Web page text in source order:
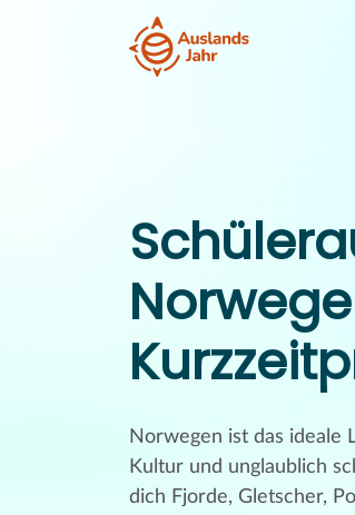
Norwegen ist das ideale
Kultur und unglaublich
dich Fjorde, Gletscher,